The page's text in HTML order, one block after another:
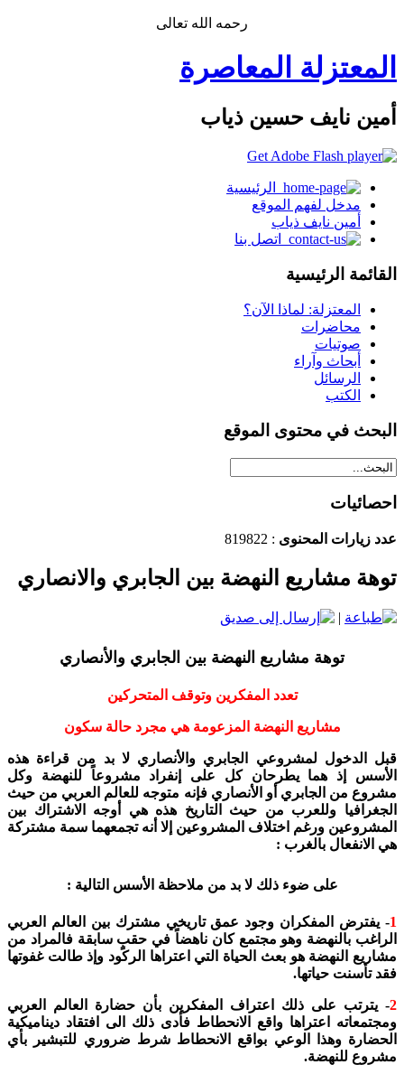
رحمه الله تعالى
المعتزلة المعاصرة
أمين نايف حسين ذياب
الرئيسية
مدخل لفهم الموقع
أمين نايف ذياب
اتصل بنا
القائمة الرئيسية
المعتزلة: لماذا الآن؟
محاضرات
صوتيات
أبحاث وآراء
الرسائل
الكتب
البحث في محتوى الموقع
احصائيات
عدد زيارات المحنوى : 819822
توهة مشاريع النهضة بين الجابري والانصاري
|
توهة مشاريع النهضة بين الجابري والأنصاري
تعدد المفكرين وتوقف المتحركين
مشاريع النهضة المزعومة هي مجرد حالة سكون
قبل الدخول لمشروعي الجابري والأنصاري لا بد من قراءة هذه
الأسس إذ هما يطرحان كل على إنفراد مشروعاً للنهضة وكل
مشروع من الجابري أو الأنصاري فإنه متوجه للعالم العربي من حيث
الجغرافيا وللعرب من حيث التاريخ هذه هي أوجه الاشتراك بين
المشروعين ورغم اختلاف المشروعين إلا أنه تجمعهما سمة مشتركة
هي الانفعال بالغرب :
على ضوء ذلك لا بد من ملاحظة الأسس التالية :
1- يفترض المفكران وجود عمق تاريخي مشترك بين العالم العربي
الراغب بالنهضة وهو مجتمع كان ناهضاً في حقبٍ سابقة فالمراد من
مشاريع النهضة هو بعث الحياة التي اعتراها الركود وإذ طالت غفوتها
فقد تأسنت حياتها.
2- يترتب على ذلك اعتراف المفكرين بأن حضارة العالم العربي
ومجتمعاته اعتراها واقع الانحطاط فأدى ذلك الى افتقاد ديناميكية
الحضارة وهذا الوعي بواقع الانحطاط شرط ضروري للتبشير بأي
مشروع للنهضة.